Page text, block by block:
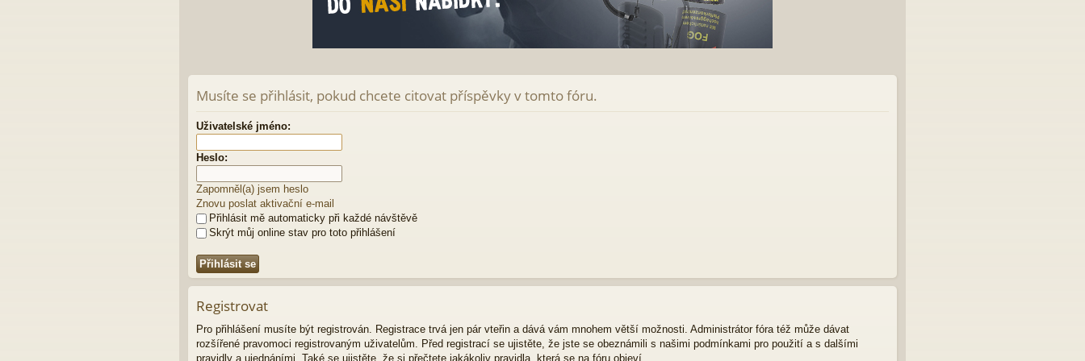
Musíte se přihlásit, pokud chcete citovat příspěvky v tomto fóru.
Uživatelské jméno:
Heslo:
Zapomněl(a) jsem heslo
Znovu poslat aktivační e-mail
Přihlásit mě automaticky při každé návštěvě
Skrýt můj online stav pro toto přihlášení
Registrovat
Pro přihlášení musíte být registrován. Registrace trvá jen pár vteřin a dává vám mnohem větší možnosti. Administrátor fóra též může dávat
rozšířené pravomoci registrovaným uživatelům. Před registrací se ujistěte, že jste se obeznámili s našimi podmínkami pro použití a s dalšími
pravidly a ujednáními. Také se ujistěte, že si přečtete jakákoliv pravidla, která se na fóru objeví.